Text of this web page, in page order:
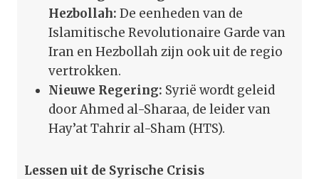
Hezbollah: De eenheden van de
Islamitische Revolutionaire Garde van
Iran en Hezbollah zijn ook uit de regio
vertrokken.
Nieuwe Regering: Syrië wordt geleid
door Ahmed al-Sharaa, de leider van
Hay’at Tahrir al-Sham (HTS).
Lessen uit de Syrische Crisis